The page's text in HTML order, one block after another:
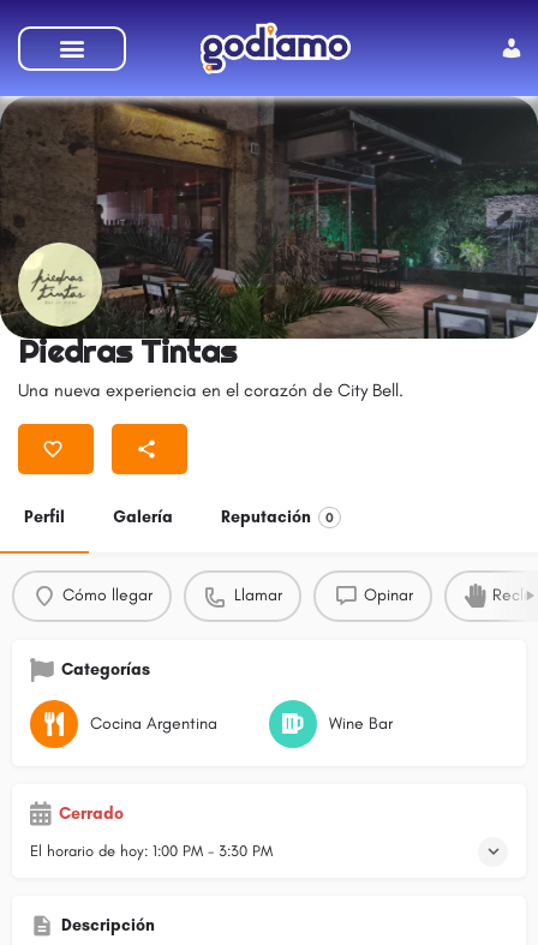
Piedras Tintas
Una nueva experiencia en el corazón de City Bell.
Perfil Galería Reputación 0
Cómo llegar Llamar Opinar
Categorías
Cocina Argentina Wine Bar
Cerrado
El horario de hoy: 1:00 PM - 3:30 PM
Descripción